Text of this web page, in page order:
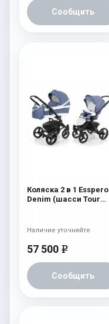
Сообщить
Коляска 2 в 1 Esspero
Denim (шасси Tour
57 500 e
Сообщить
Наличие уточняйте